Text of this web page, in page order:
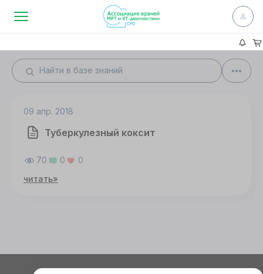
09 апр. 2018
Туберкулезный коксит
70 0
0
читать»